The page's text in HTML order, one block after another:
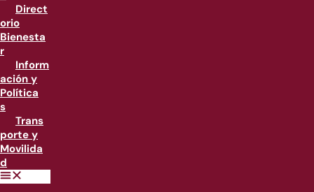
Direct
orio
Bienesta
r
Inform
ación y
Política
s
Trans
porte y
Movilida
d